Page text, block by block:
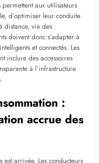
permettent aux utilisateurs
d’optimiser leur conduite
distance, via des
doivent donc s’adapter à
et connectés. Les
inclure des accessoires
à l’infrastructure
:
accrue des
est arrivée. Les conducteurs